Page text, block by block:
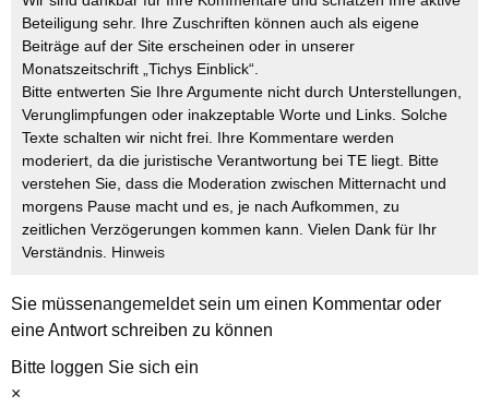
Beteiligung sehr. Ihre Zuschriften können auch als eigene
Beiträge auf der Site erscheinen oder in unserer
Monatszeitschrift „Tichys Einblick“.
Bitte entwerten Sie Ihre Argumente nicht durch Unterstellungen,
Verunglimpfungen oder inakzeptable Worte und Links. Solche
Texte schalten wir nicht frei. Ihre Kommentare werden
moderiert, da die juristische Verantwortung bei TE liegt. Bitte
verstehen Sie, dass die Moderation zwischen Mitternacht und
morgens Pause macht und es, je nach Aufkommen, zu
zeitlichen Verzögerungen kommen kann. Vielen Dank für Ihr
Verständnis. Hinweis
Sie müssenangemeldetsein um einen Kommentar oder
eine Antwort schreiben zu können
Bitte loggen Sie sich ein
×